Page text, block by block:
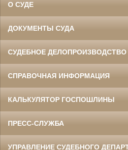
О СУДЕ
ДОКУМЕНТЫ СУДА
СУДЕБНОЕ ДЕЛОПРОИЗВОДСТВО
СПРАВОЧНАЯ ИНФОРМАЦИЯ
КАЛЬКУЛЯТОР ГОСПОШЛИНЫ
ПРЕСС-СЛУЖБА
УПРАВЛЕНИЕ СУДЕБНОГО